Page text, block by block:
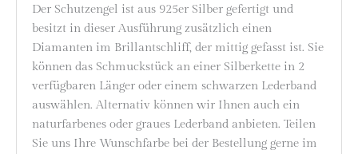
Der Schutzengel ist aus 925er Silber gefertigt und
besitzt in dieser Ausführung zusätzlich einen
Diamanten im Brillantschliff, der mittig gefasst ist. Sie
können das Schmuckstück an einer Silberkette in 2
verfügbaren Länger oder einem schwarzen Lederband
auswählen. Alternativ können wir Ihnen auch ein
naturfarbenes oder graues Lederband anbieten. Teilen
Sie uns Ihre Wunschfarbe bei der Bestellung gerne im